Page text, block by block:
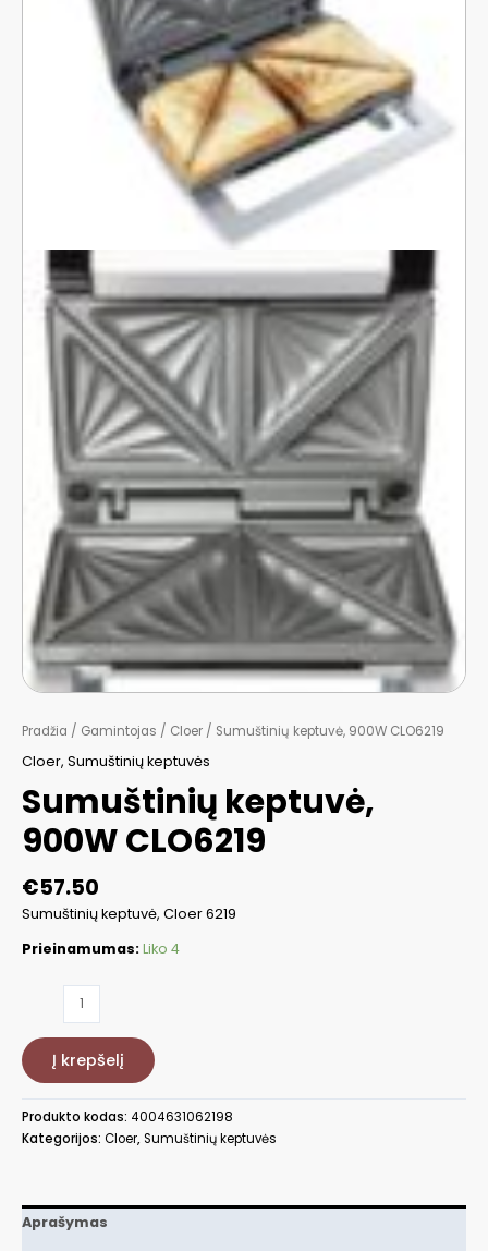
Pradžia / Gamintojas / Cloer / Sumuštinių keptuvė, 900W CLO6219
Cloer, Sumuštinių keptuvės
Sumuštinių keptuvė,
900W CLO6219
€57.50
Sumuštinių keptuvė, Cloer 6219
Prieinamumas:Liko 4
produkto
Sumuštinių
keptuvė,
900W
Į krepšelį
Produkto kodas: 4004631062198
Kategorijos: Cloer,Sumuštinių keptuvės
Aprašymas